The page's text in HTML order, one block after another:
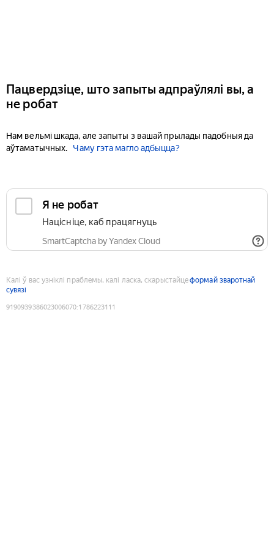
Пацвердзіце, што запыты адпраўлялі вы, а
не робат
Нам вельмі шкада, але запыты з вашай прылады падобныя да
аўтаматычных.
Чаму гэта магло адбыцца?
Я не робат
Націсніце, каб працягнуць
SmartCaptcha by Yandex Cloud
Калі ў вас узніклі праблемы, калі ласка, скарыстайцеформай зваротнай
сувязі
9190939386023006070:1786223111